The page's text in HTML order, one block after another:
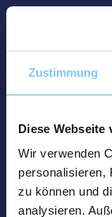
Zustimmung
Diese Webseite
Wir verwenden
personalisieren,
zu können und
analysieren.